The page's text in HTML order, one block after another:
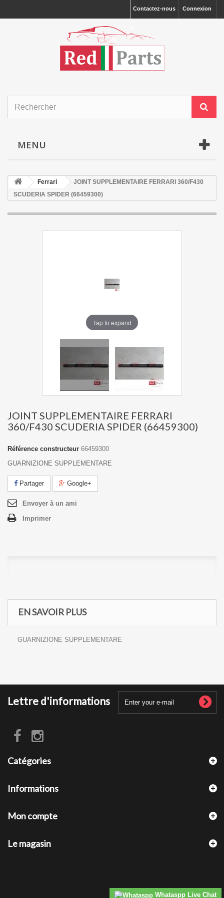
Connexion
Contactez-nous
MENU
Ferrari
JOINT SUPPLEMENTAIRE FERRARI 360/F430
SCUDERIA SPIDER (66459300)
Tap to expand
JOINT SUPPLEMENTAIRE FERRARI
360/F430 SCUDERIA SPIDER (66459300)
Référence constructeur 66459300
GUARNIZIONE SUPPLEMENTARE
Partager Google+
Envoyer à un ami
Imprimer
EN SAVOIR PLUS
GUARNIZIONE SUPPLEMENTARE
Lettre d'informations
Catégories
Informations
Mon compte
Le magasin
Whataspp Live Chat